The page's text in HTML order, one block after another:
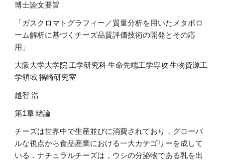
博士論文要旨
「ガスクロマトグラフィー／質量分析を用いたメタボロ
ーム解析に基づくチーズ品質評価技術の開発とその応
用」
大阪大学大学院 工学研究科 生命先端工学専攻 生物資源工
学領域 福崎研究室
越智 浩
第1章 緒論
チーズは世界中で生産並びに消費されており，グローバ
ルな視点から食品産業における一大カテゴリーを成して
いる．ナチュラルチーズは，ウシの分泌物である乳を出